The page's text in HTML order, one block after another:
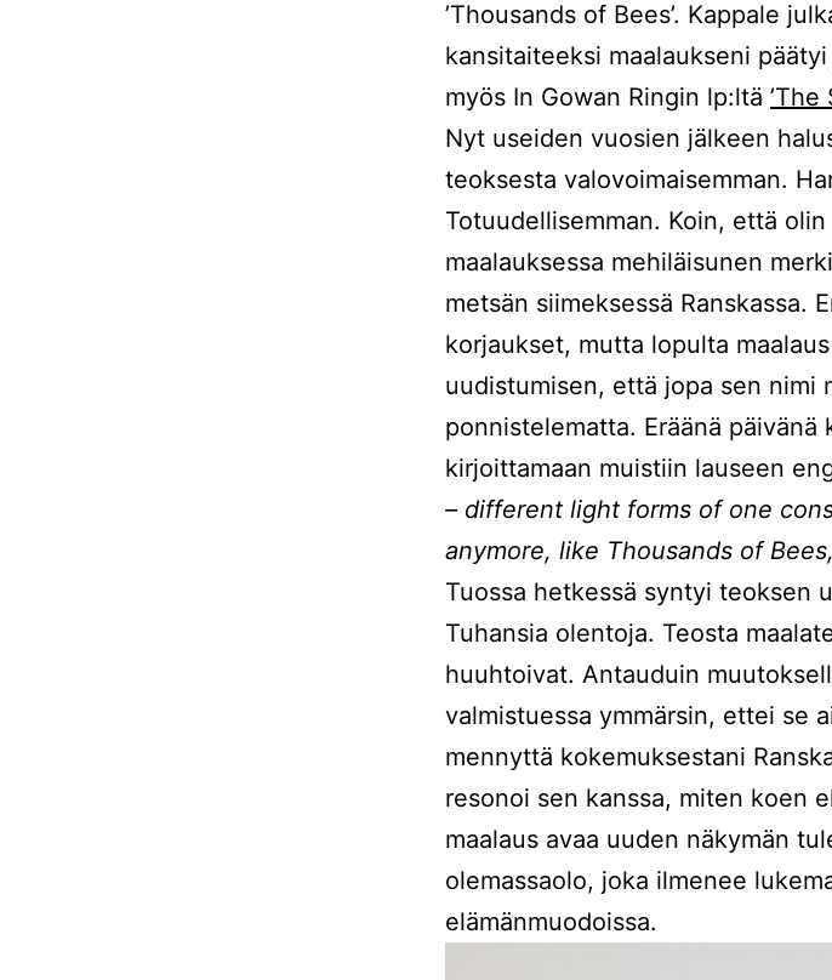
’Thousands of Bees’. Kappale
kansitaiteeksi maalaukseni
myös In Gowan Ringin lp:ltä ’The
Nyt useiden vuosien jälkeen
teoksesta valovoimaisemman.
Totuudellisemman. Koin, että
maalauksessa mehiläisunen
metsän siimeksessä Ranskassa.
korjaukset, mutta lopulta
uudistumisen, että jopa sen nimi
ponnistelematta. Eräänä päivänä
kirjoittamaan muistiin lauseen
– different light forms of one
anymore, like Thousands of
Tuossa hetkessä syntyi teoksen
Tuhansia olentoja. Teosta
huuhtoivat. Antauduin
valmistuessa ymmärsin, ettei se
mennyttä kokemuksestani
resonoi sen kanssa, miten koen
maalaus avaa uuden näkymän
olemassaolo, joka ilmenee
elämänmuodoissa.